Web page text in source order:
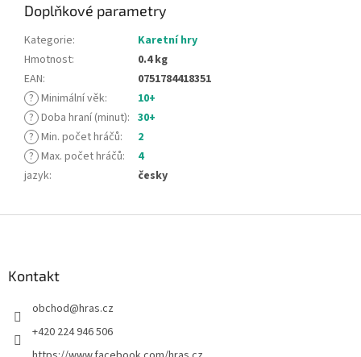
Doplňkové parametry
Kategorie:
Karetní hry
Hmotnost:
0.4 kg
EAN:
0751784418351
? Minimální věk:
10+
? Doba hraní (minut): 30+
? Min. počet hráčů:
2
? Max. počet hráčů:
4
jazyk: česky
Kontakt
obchod@hras.cz
+420 224 946 506